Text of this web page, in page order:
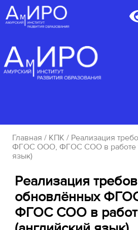
Главная / КПК / Реализация
ФГОС ООО, ФГОС СОО в работе
язык)
Реализация
обновлённых
ФГОС СОО в